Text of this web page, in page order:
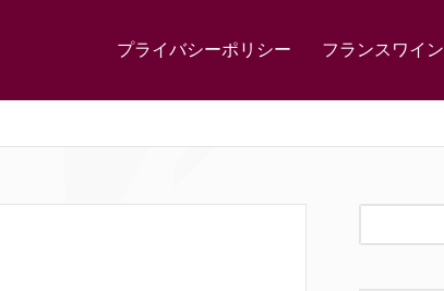
プライバシーポリシー フランスワイ